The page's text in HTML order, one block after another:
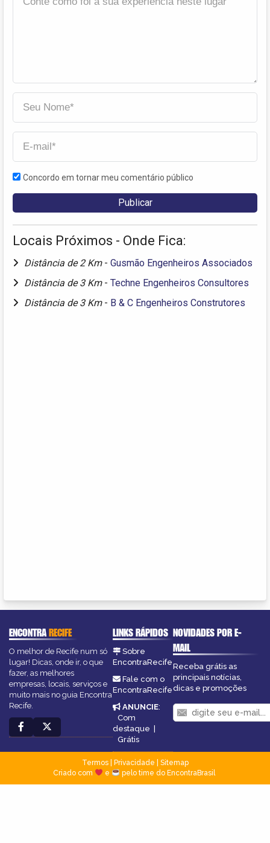
Concordo em tornar meu comentário público
Locais Próximos - Onde Fica:
Distância de 2 Km - Gusmão Engenheiros Associados
Distância de 3 Km - Techne Engenheiros Consultores
Distância de 3 Km - B & C Engenheiros Construtores
ENCONTRARECIFE
O melhor de Recife num só
lugar! Dicas, onde ir, o que
fazer, as melhores
empresas, locais, serviços e
muito mais no guia Encontra
Recife.
LINKS RÁPIDOS
Sobre
EncontraRecife
Fale com o
EncontraRecife
ANUNCIE:
Com
destaque |
Grátis
NOVIDADES POR E-
MAIL
Receba grátis as
principais notícias,
dicas e promoções
Termos| Privacidade
Sitemap
Criado com
e pelo time do EncontraBrasil